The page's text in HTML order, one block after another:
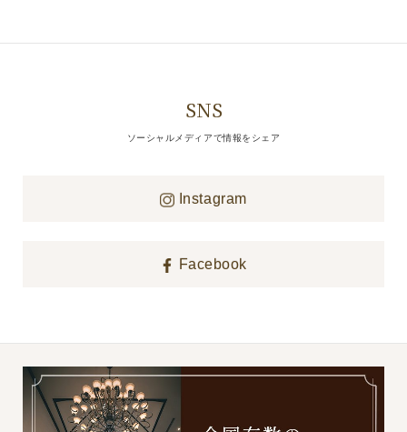
SNS
ソーシャルメディアで情報をシェア
Instagram
Facebook